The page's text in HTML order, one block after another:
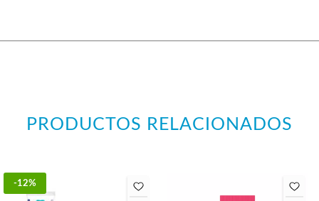
PRODUCTOS RELACIONADOS
-12%